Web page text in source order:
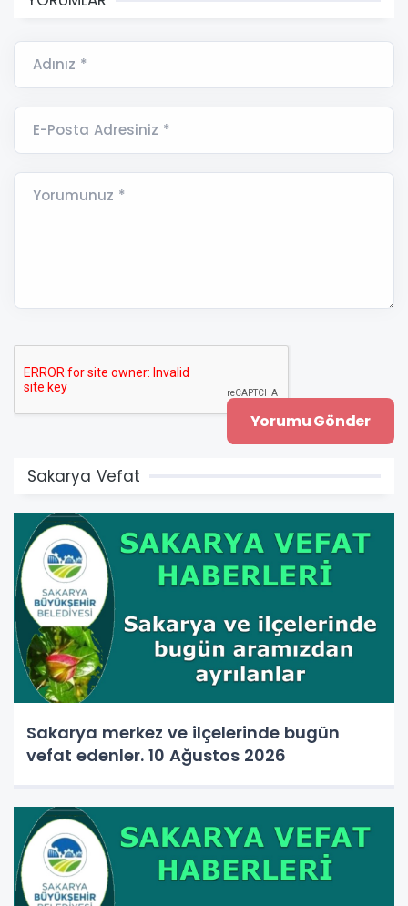
Adınız *
E-Posta Adresiniz *
Yorumunuz *
Sakarya Vefat
Sakarya merkez ve ilçelerinde bugün
vefat edenler. 10 Ağustos 2026